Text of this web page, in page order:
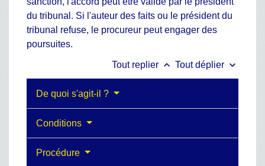
du tribunal. Si l'auteur des faits ou le président du
tribunal refuse, le procureur peut engager des
poursuites.
Tout replier keyboard_arrow_up Tout déplier keyboard_arrow_down
De quoi s'agit-il ?
Conditions
Procédure